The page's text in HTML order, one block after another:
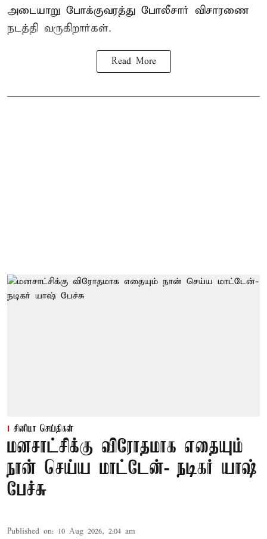
அடையாறு போக்குவரத்து போலீசார் விசாரணை
நடத்தி வருகிறார்கள்.
Read More
சினிமா செய்திகள்
மனசாட்சிக்கு விரோதமாக எதையும்
நான் செய்ய மாட்டேன்- நடிகர் யாஷ்
பேச்சு
Published on: 10 Aug 2026, 2:04 am